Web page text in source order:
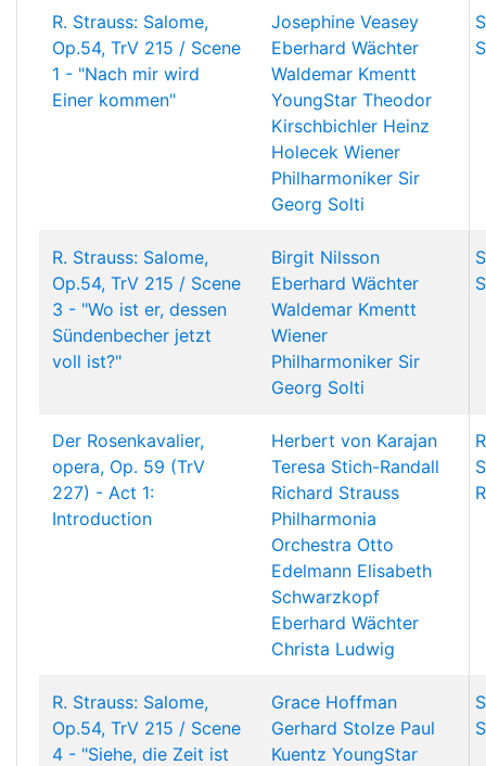
R. Strauss: Salome,
Op.54, TrV 215 / Scene
1 - "Nach mir wird
Einer kommen"
Josephine Veasey
Eberhard Wächter
Waldemar Kmentt
YoungStar Theodor
Kirschbichler Heinz
Holecek Wiener
Philharmoniker Sir
Georg Solti
R. Strauss: Salome,
Op.54, TrV 215 / Scene
3 - "Wo ist er, dessen
Sündenbecher jetzt
voll ist?"
Birgit Nilsson
Eberhard Wächter
Waldemar Kmentt
Wiener
Philharmoniker Sir
Georg Solti
Der Rosenkavalier,
opera, Op. 59 (TrV
227) - Act 1:
Introduction
Herbert von Karajan
Teresa Stich-Randall
Richard Strauss
Philharmonia
Orchestra Otto
Edelmann Elisabeth
Schwarzkopf
Eberhard Wächter
Christa Ludwig
R. Strauss: Salome,
Op.54, TrV 215 / Scene
4 - "Siehe, die Zeit ist
Grace Hoffman
Gerhard Stolze Paul
Kuentz YoungStar